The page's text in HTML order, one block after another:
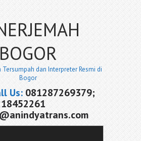
BOGOR
Tersumpah dan Interpreter Resmi di
Bogor
Us:081287269379;